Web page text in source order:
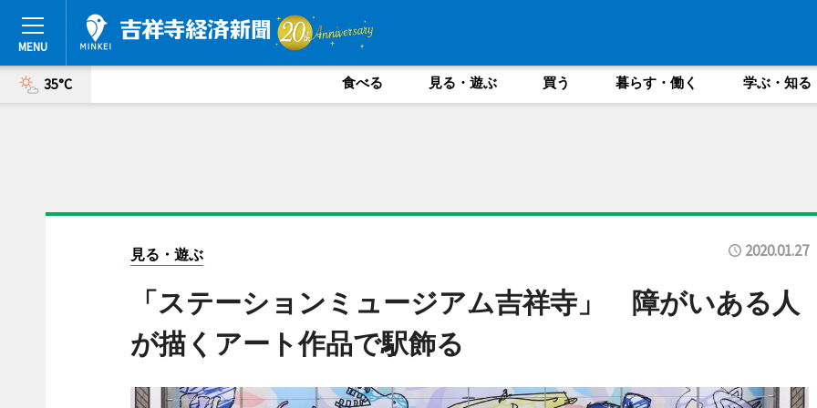
35°C 食べる 見る・遊ぶ 買う 暮らす・働く 学ぶ・知る
見る・遊ぶ 2020.01.27
「ステーションミュージアム吉祥寺」 障がいある人
が描くアート作品で駅飾る